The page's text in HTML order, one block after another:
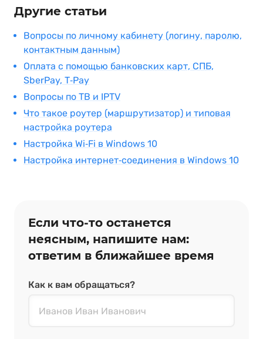
Другие статьи
Вопросы по личному кабинету (логину, паролю,
контактным данным)
Оплата с помощью банковских карт, СПБ,
SberPay, T‑Pay
Вопросы по ТВ и IPTV
Что такое роутер (маршрутизатор) и типовая
настройка роутера
Настройка Wi‑Fi в Windows 10
Настройка интернет‑соединения в Windows 10
Если что‑то останется
неясным, напишите нам:
ответим в ближайшее время
Как к вам обращаться?